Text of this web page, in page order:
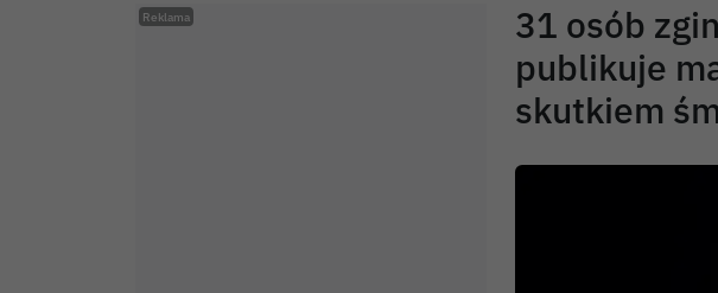
31 osób
publikuje
skutkiem